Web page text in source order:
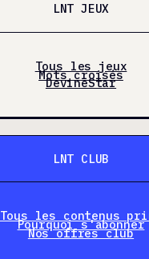
LNT JEUX
Tous les jeux
Mots croisés
DevineStar
LNT CLUB
Tous les contenus
Pourquoi s'abonner
Nos offres club